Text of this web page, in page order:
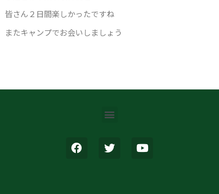
皆さん２日間楽しかったですね
またキャンプでお会いしましょう